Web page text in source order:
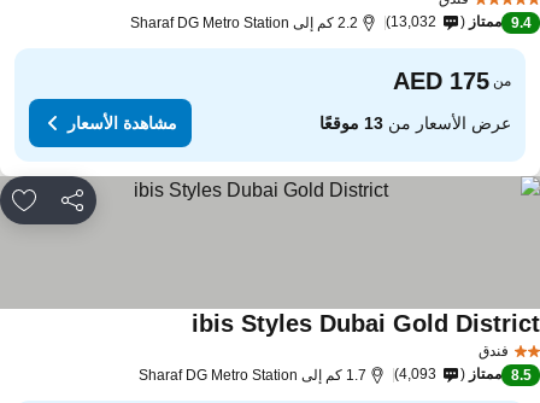
9.4 ممتاز 13,032 2.2 كم إلى Sharaf DG Metro Station
من
عرض الأسعار من13 موقعًا مشاهدة الأسعار
مشاركة
فندق
ibis Styles Dubai Gold
8.5 ممتاز 4,093 1.7 كم إلى Sharaf DG Metro Station